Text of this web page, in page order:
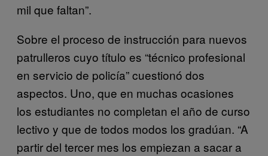
mil que faltan”.
Sobre el proceso de instrucción para nuevos
patrulleros cuyo título es “técnico profesional
en servicio de policía” cuestionó dos
aspectos. Uno, que en muchas ocasiones
los estudiantes no completan el año de curso
lectivo y que de todos modos los gradúan. “A
partir del tercer mes los empiezan a sacar a